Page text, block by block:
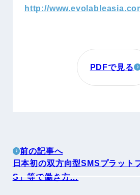
http://
PDFで見る
前の記事へ
日本初の双方向型SMSプラット
S」等で働き方…